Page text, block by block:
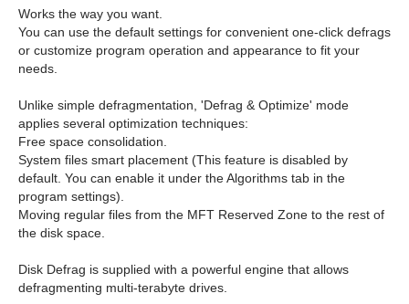
Works the way you want.
You can use the default settings for convenient one-click defrags
or customize program operation and appearance to fit your
needs.
Unlike simple defragmentation, 'Defrag & Optimize' mode
applies several optimization techniques:
Free space consolidation.
System files smart placement (This feature is disabled by
default. You can enable it under the Algorithms tab in the
program settings).
Moving regular files from the MFT Reserved Zone to the rest of
the disk space.
Disk Defrag is supplied with a powerful engine that allows
defragmenting multi-terabyte drives.